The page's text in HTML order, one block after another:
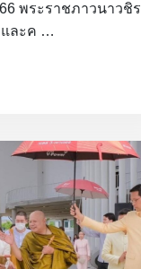
พระราชภาวนาวชิร
ละค …